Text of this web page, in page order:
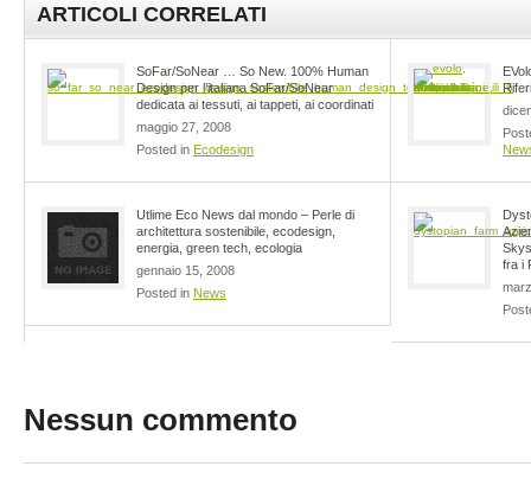
ARTICOLI CORRELATI
SoFar/SoNear … So New. 100% Human
Design per l’italiana SoFar/SoNear
dedicata ai tessuti, ai tappeti, ai coordinati
maggio 27, 2008
Posted in Ecodesign
Utlime Eco News dal mondo – Perle di
architettura sostenibile, ecodesign,
energia, green tech, ecologia
gennaio 15, 2008
Posted in News
fra i
Nessun commento